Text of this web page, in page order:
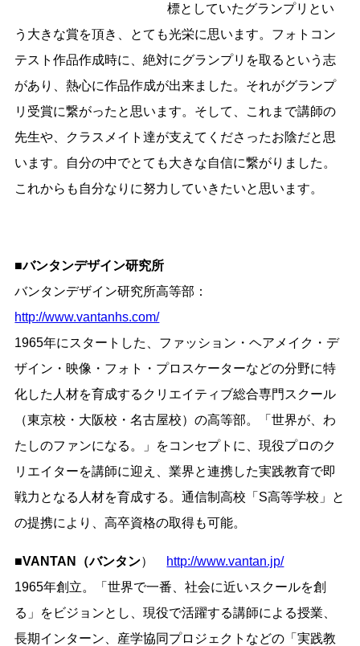
標としていたグランプリとい
う大きな賞を頂き、とても光栄に思います。フォトコン
テスト作品作成時に、絶対にグランプリを取るという志
があり、熱心に作品作成が出来ました。それがグランプ
リ受賞に繋がったと思います。そして、これまで講師の
先生や、クラスメイト達が支えてくださったお陰だと思
います。自分の中でとても大きな自信に繋がりました。
これからも自分なりに努力していきたいと思います。
■バンタンデザイン研究所
バンタンデザイン研究所高等部：
http://www.vantanhs.com/
1965年にスタートした、ファッション・ヘアメイク・デ
ザイン・映像・フォト・プロスケーターなどの分野に特
化した人材を育成するクリエイティブ総合専門スクール
（東京校・大阪校・名古屋校）の高等部。「世界が、わ
たしのファンになる。」をコンセプトに、現役プロのク
リエイターを講師に迎え、業界と連携した実践教育で即
戦力となる人材を育成する。通信制高校「S高等学校」と
の提携により、高卒資格の取得も可能。
■VANTAN（バンタン） http://www.vantan.jp/
1965年創立。「世界で一番、社会に近いスクールを創
る」をビジョンとし、現役で活躍する講師による授業、
長期インターン、産学協同プロジェクトなどの「実践教